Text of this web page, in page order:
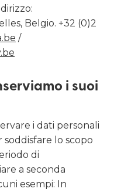
Belgio. +32 (0)2
/
i suoi
i dati personali
lo scopo
di
a seconda
esempi: In